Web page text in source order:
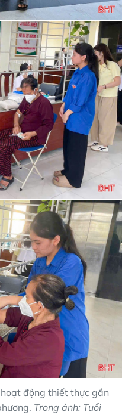
động thiết thực gắn
Trong ảnh: Tuổi